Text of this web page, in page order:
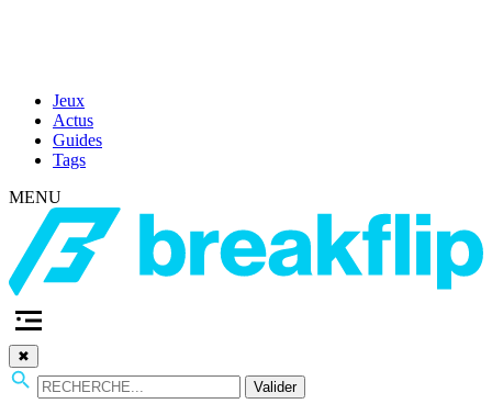
Jeux
Actus
Guides
Tags
MENU
✖
Valider